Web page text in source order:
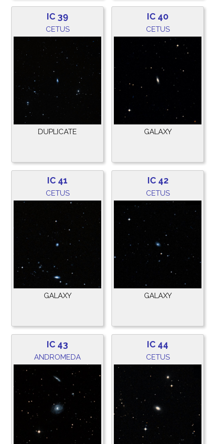
IC 39
CETUS
DUPLICATE
IC 40
CETUS
GALAXY
IC 41
CETUS
GALAXY
IC 42
CETUS
GALAXY
IC 43
ANDROMEDA
IC 44
CETUS